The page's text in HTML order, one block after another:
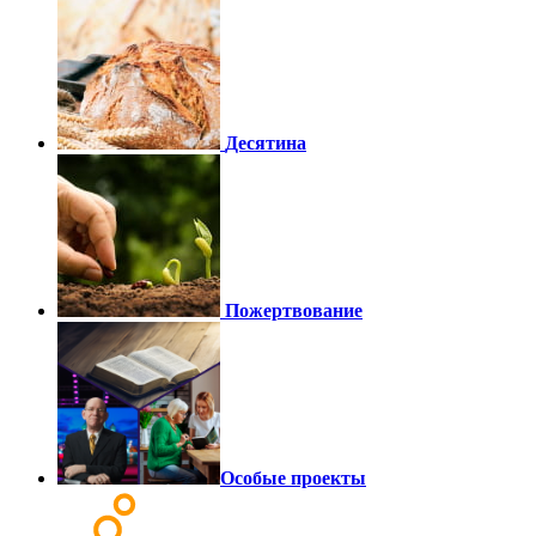
Десятина
Пожертвование
Особые проекты